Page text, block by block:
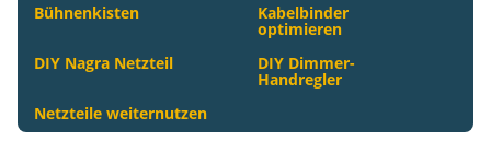
Bühnenkisten
Kabelbinder
optimieren
DIY Nagra Netzteil
DIY Dimmer-
Handregler
Netzteile weiternutzen